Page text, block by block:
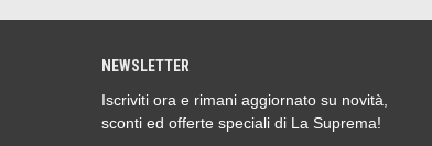
NEWSLETTER
Iscriviti ora e rimani aggiornato su novità,
sconti ed offerte speciali di La Suprema!